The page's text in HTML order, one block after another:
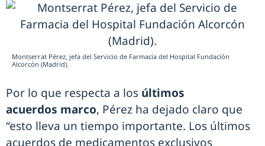
Montserrat Pérez, jefa del Servicio de Farmacia del Hospital Fundación
Alcorcón (Madrid).
Por lo que respecta a los últimos
acuerdos marco, Pérez ha dejado claro que
“esto lleva un tiempo importante. Los últimos
acuerdos de medicamentos exclusivos